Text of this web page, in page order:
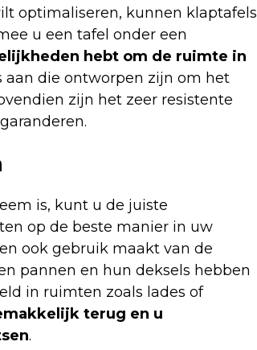
optimaliseren, kunnen klaptafels
u een tafel onder een
hebt om de ruimte in
aan die ontworpen zijn om het
zijn het zeer resistente
is, kunt u de juiste
op de beste manier in uw
ook gebruik maakt van de
pannen en hun deksels hebben
in ruimten zoals lades of
terug en u
.